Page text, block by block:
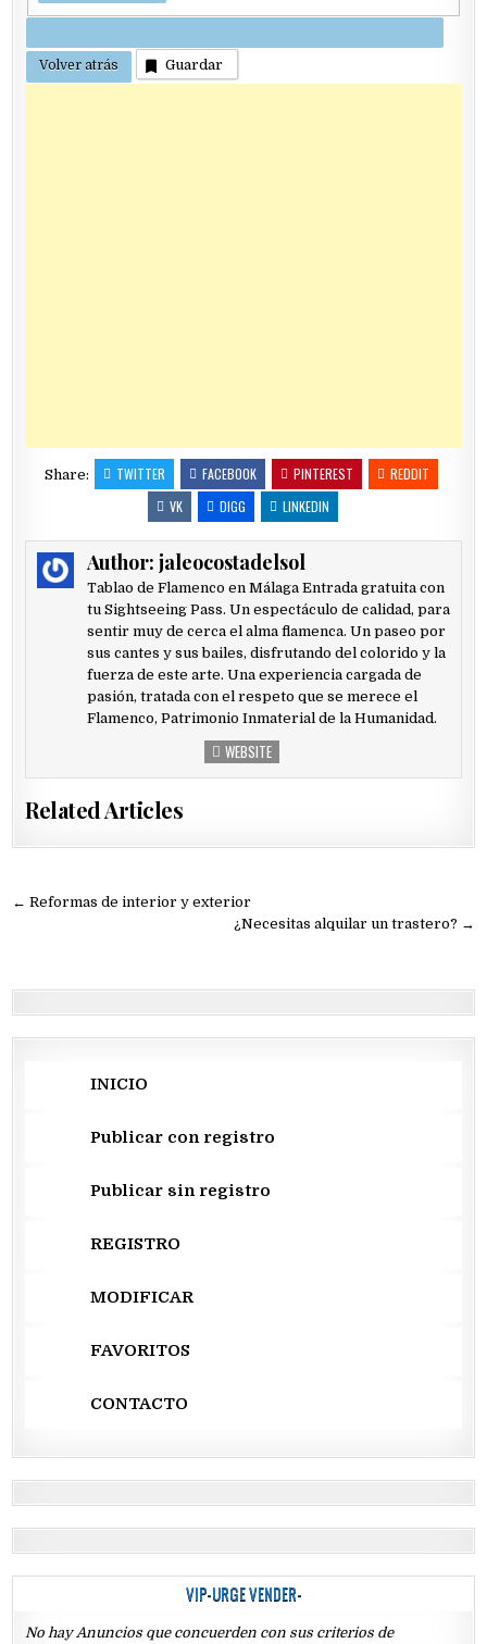
Guardar
Share: TWITTER FACEBOOK PINTEREST
REDDIT
VK
DIGG LINKEDIN
Author: jaleocostadelsol
Tablao de Flamenco en Málaga Entrada gratuita con
tu Sightseeing Pass. Un espectáculo de calidad, para
sentir muy de cerca el alma flamenca. Un paseo por
sus cantes y sus bailes, disfrutando del colorido y la
fuerza de este arte. Una experiencia cargada de
pasión, tratada con el respeto que se merece el
Flamenco, Patrimonio Inmaterial de la Humanidad.
WEBSITE
Related Articles
Navegación
← Reformas de interior y exterior
¿Necesitas alquilar un trastero? →
INICIO
Publicar con registro
Publicar sin registro
REGISTRO
MODIFICAR
FAVORITOS
CONTACTO
VIP-URGE VENDER-
No hay Anuncios que concuerden con sus criterios de